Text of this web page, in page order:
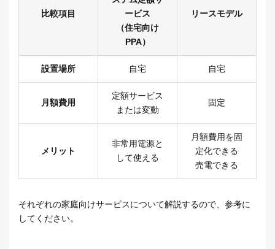
比較項目
ービス
（住宅向け
PPA）
リースモデル
設置場所 自宅 自宅
月額費用
定額サービス
または変動
固定
メリット
非常用電源と
して使える
月額費用を固
定化できる
売電できる
それぞれの家庭向けサービスについて解説するので、参考に
してください。